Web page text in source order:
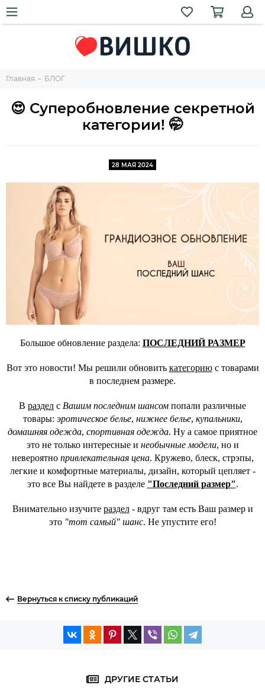
Главная БЛОГ
😍 Суперобновление секретной
категории! 🤭
28 МАЯ 2024
Большое обновление раздела: ПОСЛЕДНИЙ РАЗМЕР
Вот это новости! Мы решили обновить категориюс товарами
в последнем размере.
В раздел с Вашим последним шансом попали различные
товары: эротическое белье, нижнее белье, купальники,
домашняя одежда, спортивная одежда. Ну а самое приятное
это не только интересные и необычные модели, но и
невероятно привлекательная цена. Кружево, блеск, стрэпы,
легкие и комфортные материалы, дизайн, который цепляет -
это все Вы найдете в разделе "Последний размер".
Внимательно изучите раздел- вдруг там есть Ваш размер и
это "тот самый" шанс. Не упустите его!
Вернуться к списку публикаций
ДРУГИЕ СТАТЬИ